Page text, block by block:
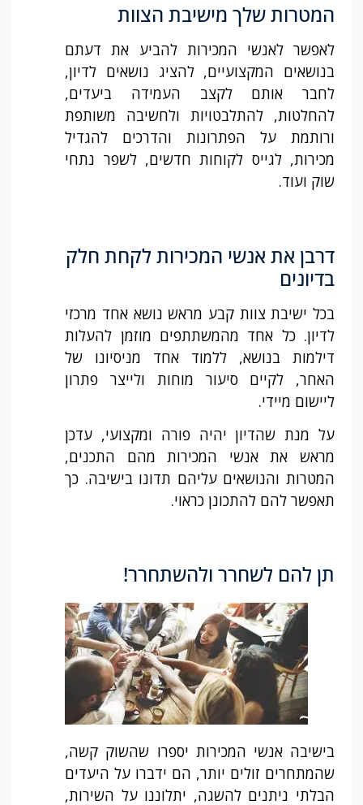
המטרות שלך מישיבת הצוות
לאפשר לאנשי המכירות להביע את דעתם
בנושאים המקצועיים, להציג נושאים לדיון,
לחבר אותם לקצב העמידה ביעדים,
להחלטות, להתלבטויות ולחשיבה משותפת
ורותמת על הפתרונות והדרכים להגדיל
מכירות, לגייס לקוחות חדשים, לשפר נתחי
שוק ועוד.
דרבן את אנשי המכירות לקחת חלק
בדיונים
בכל ישיבת צוות קבע מראש נושא אחד מרכזי
לדיון. כל אחד מהמשתתפים מוזמן להעלות
דילמות בנושא, ללמוד אחד מניסיונו של
האחר, לקיים סיעור מוחות ולייצר פתרון
ליישום מיידי.
על מנת שהדיון יהיה פורה ומקצועי, עדכן
מראש את אנשי המכירות מהם התכנים,
המטרות והנושאים עליהם תדונו בישיבה. כך
תאפשר להם להתכונן כראוי.
תן להם לשחרר ולהשתחרר!
בישיבה אנשי המכירות יספרו שהשוק קשה,
שהמתחרים זולים יותר, הם ידברו על היעדים
הבלתי ניתנים להשגה, יתלוננו על השירות,